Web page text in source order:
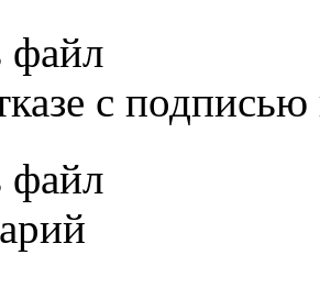
файл
с
файл